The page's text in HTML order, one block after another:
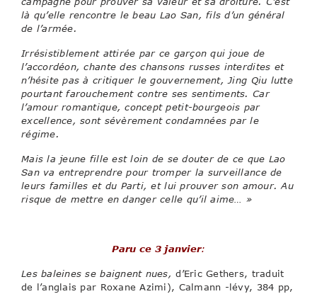
là qu’elle rencontre le beau Lao San, fils d’un général
de l’armée.
Irrésistiblement attirée par ce garçon qui joue de
l’accordéon, chante des chansons russes interdites et
n’hésite pas à critiquer le gouvernement, Jing Qiu lutte
pourtant farouchement contre ses sentiments. Car
l’amour romantique, concept petit-bourgeois par
excellence, sont sévèrement condamnées par le
régime.
Mais la jeune fille est loin de se douter de ce que Lao
San va entreprendre pour tromper la surveillance de
leurs familles et du Parti, et lui prouver son amour. Au
risque de mettre en danger celle qu’il aime… »
Paru ce 3 janvier:
Les baleines se baignent nues, d’Eric Gethers, traduit
de l’anglais par Roxane Azimi), Calmann -lévy, 384 pp,